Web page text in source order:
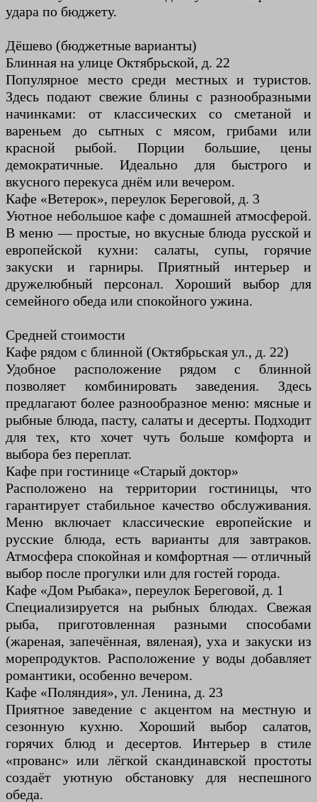
удара по бюджету.
Дёшево (бюджетные варианты)
Блинная на улице Октябрьской, д. 22
Популярное место среди местных и туристов.
Здесь подают свежие блины с разнообразными
начинками: от классических со сметаной и
вареньем до сытных с мясом, грибами или
красной рыбой. Порции большие, цены
демократичные. Идеально для быстрого и
вкусного перекуса днём или вечером.
Кафе «Ветерок», переулок Береговой, д. 3
Уютное небольшое кафе с домашней атмосферой.
В меню — простые, но вкусные блюда русской и
европейской кухни: салаты, супы, горячие
закуски и гарниры. Приятный интерьер и
дружелюбный персонал. Хороший выбор для
семейного обеда или спокойного ужина.
Средней стоимости
Кафе рядом с блинной (Октябрьская ул., д. 22)
Удобное расположение рядом с блинной
позволяет комбинировать заведения. Здесь
предлагают более разнообразное меню: мясные и
рыбные блюда, пасту, салаты и десерты. Подходит
для тех, кто хочет чуть больше комфорта и
выбора без переплат.
Кафе при гостинице «Старый доктор»
Расположено на территории гостиницы, что
гарантирует стабильное качество обслуживания.
Меню включает классические европейские и
русские блюда, есть варианты для завтраков.
Атмосфера спокойная и комфортная — отличный
выбор после прогулки или для гостей города.
Кафе «Дом Рыбака», переулок Береговой, д. 1
Специализируется на рыбных блюдах. Свежая
рыба, приготовленная разными способами
(жареная, запечённая, вяленая), уха и закуски из
морепродуктов. Расположение у воды добавляет
романтики, особенно вечером.
Кафе «Поляндия», ул. Ленина, д. 23
Приятное заведение с акцентом на местную и
сезонную кухню. Хороший выбор салатов,
горячих блюд и десертов. Интерьер в стиле
«прованс» или лёгкой скандинавской простоты
создаёт уютную обстановку для неспешного
обеда.